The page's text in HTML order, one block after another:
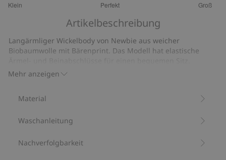
Klein Perfekt Groß
von
4
Bewertungen
Artikelbeschreibung
Mehr anzeigen
Langärmliger Wickelbody von Newbie aus weicher
Biobaumwolle mit Bärenprint. Das Modell hat elastische
Bindebänder an der Vorderseite und verdeckte Druckknöpfe
an Zwickel und Seite erleichtern das An- und Ausziehen.
Artikelnummer
Material
Waschanleitung
Nachverfolgbarkeit